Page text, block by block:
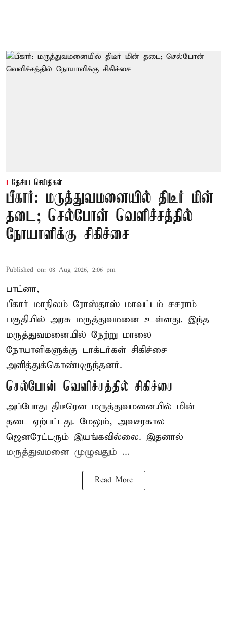
தேசிய செய்திகள்
பீகார்: மருத்துவமனையில் திடீர் மின்
தடை; செல்போன் வெளிச்சத்தில்
நோயாளிக்கு சிகிச்சை
Published on: 08 Aug 2026, 2:06 pm
பாட்னா,
பீகார் மாநிலம் ரோஸ்தாஸ் மாவட்டம் சசராம்
பகுதியில் அரசு மருத்துவமனை உள்ளது. இந்த
மருத்துவமனையில் நேற்று மாலை
நோயாளிகளுக்கு டாக்டர்கள் சிகிச்சை
அளித்துக்கொண்டிருந்தனர்.
செல்போன் வெளிச்சத்தில் சிகிச்சை
அப்போது திடீரென மருத்துவமனையில் மின்
தடை ஏற்பட்டது. மேலும், அவசரகால
ஜெனரேட்டரும் இயங்கவில்லை. இதனால்
மருத்துவமனை முழுவதும் ...
Read More